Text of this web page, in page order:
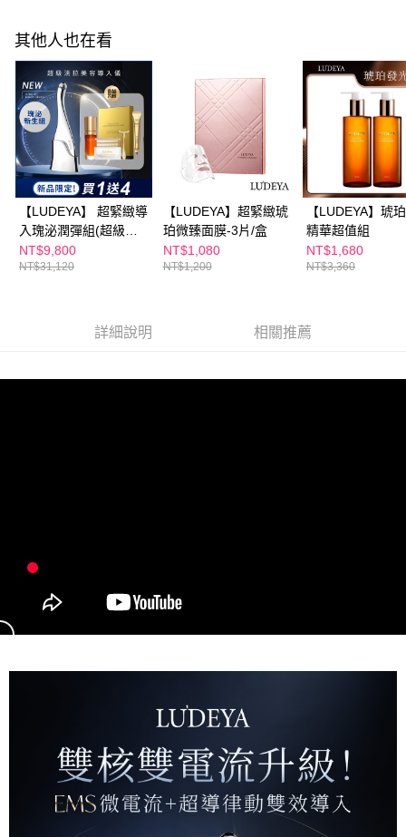
海外配送(馬來西亞)
海外配送(澳洲) 查看運費
其他人也在看
【LUDEYA】 超緊緻導
入瑰泌潤彈組(超級法
拉)
NT$9,800
NT$31,120
【LUDEYA】超緊緻琥
珀微臻面膜-3片/盒
NT$1,080
NT$1,200
【LUDEYA】琥
精華超值組
NT$1,680
NT$3,360
詳細說明 相關推薦